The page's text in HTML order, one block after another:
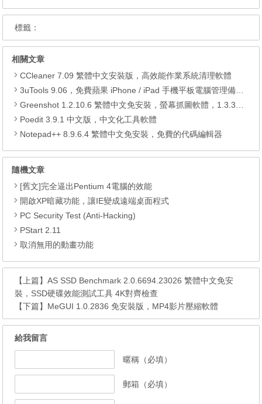
標籤：
相關文章
CCleaner 7.09 繁體中文安裝版，高效能作業系統清理軟體
3uTools 9.06，免費蘋果 iPhone / iPad 手機平板電腦管理備份還原軟體
Greenshot 1.2.10.6 繁體中文免安裝，螢幕抓圖軟體，1.3.315 安裝版
Poedit 3.9.1 中文版，中文化工具軟體
Notepad++ 8.9.6.4 繁體中文免安裝，免費的代碼編輯器
隨機文章
[舊文]完全逼出Pentium 4電腦的效能
開啟XP暗藏功能，讓IE變成遠端桌面程式
PC Security Test (Anti-Hacking)
PStart 2.11
取消無用的動畫功能
【上篇】AS SSD Benchmark 2.0.6694.23026 繁體中文免安
裝，SSD硬碟效能測試工具 4K對齊檢查
【下篇】 MeGUI 1.0.2836 免安裝版，MP4影片壓縮軟體
給我留言
暱稱（必填）
郵箱（必填）